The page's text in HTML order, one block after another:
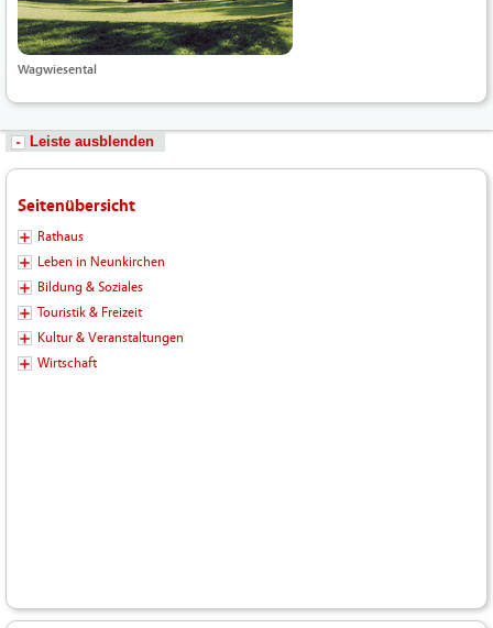
Wagwiesental
Leiste ausblenden
Seitenübersicht
Rathaus
Leben in Neunkirchen
Bildung & Soziales
Touristik & Freizeit
Kultur & Veranstaltungen
Wirtschaft